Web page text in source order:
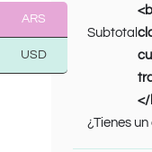
Subtotal
</
¿Tienes
ARS
USD